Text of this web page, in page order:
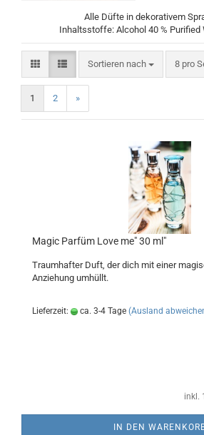
Alle Düfte in dekorativem
Inhaltsstoffe: Alcohol 40 % Purified
Sortieren nach
Sortieren nach 8 pro
pro
1 2 »
Magic Parfüm Love me" 30 ml"
Traumhafter Duft, der dich mit einer
Anziehung umhüllt.
Lieferzeit: ca. 3-4 Tage (Ausland
inkl.
IN DEN